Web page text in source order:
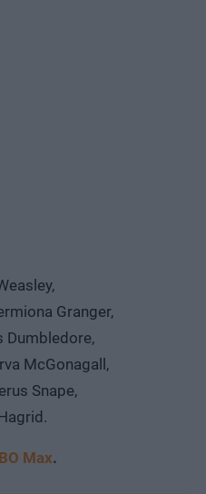
Granger,
Dumbledore,
McGonagall,
Snape,
Max.